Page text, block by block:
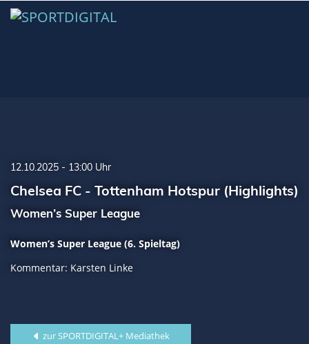
12.10.2025 - 13:00 Uhr
Chelsea FC - Tottenham Hotspur (Highlights)
Women’s Super League
Women’s Super League (6. Spieltag)
Kommentar: Karsten Linke
zur SPORTDIGITAL+ Mediathek